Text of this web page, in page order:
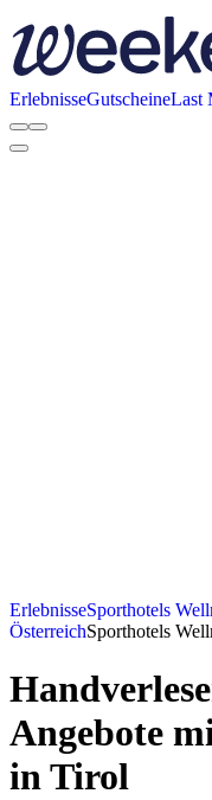
ErlebnisseGutscheineLast
ErlebnisseSporthotels
ÖsterreichSporthotels
Angebote
in Tirol